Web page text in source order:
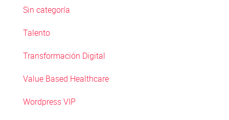
Sin categoría
Talento
Transformación Digital
Value Based Healthcare
Wordpress VIP